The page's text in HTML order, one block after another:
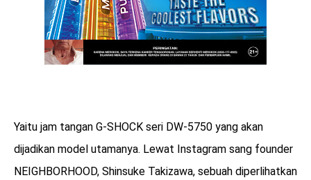
Yaitu jam tangan G-SHOCK seri DW-5750 yang akan
dijadikan model utamanya. Lewat Instagram sang founder
NEIGHBORHOOD, Shinsuke Takizawa, sebuah diperlihatkan